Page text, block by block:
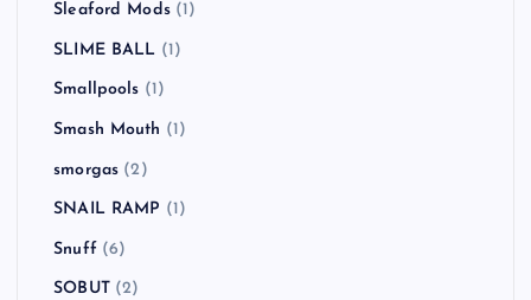
Sleaford Mods(1)
SLIME BALL (1)
Smallpools (1)
Smash Mouth (1)
smorgas (2)
SNAIL RAMP (1)
Snuff (6)
SOBUT(2)